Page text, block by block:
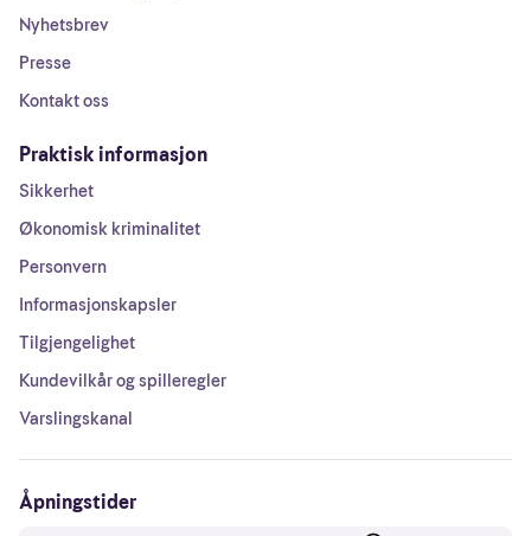
Nyhetsbrev
Presse
Kontakt oss
Praktisk informasjon
Sikkerhet
Økonomisk kriminalitet
Personvern
Informasjonskapsler
Tilgjengelighet
Kundevilkår og spilleregler
Varslingskanal
Åpningstider